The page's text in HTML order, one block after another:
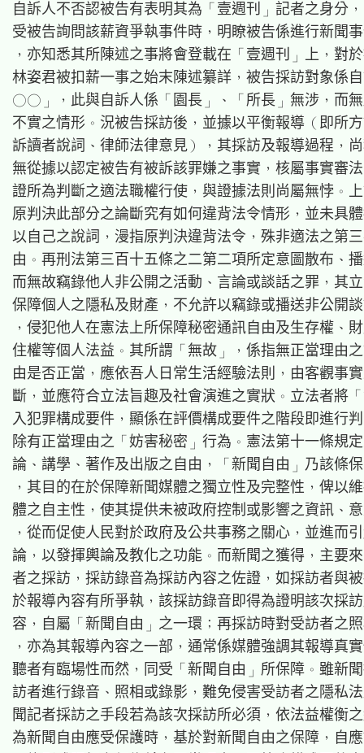
自訴人不否認被告有表明其為「壹週刊」記者之身分
受被告詢問該薪資爭執事件時，明瞭被告係進行新聞
，亦知悉其所陳述之事將會登載在「壹週刊」上，對
林姿君被扣薪一事之始末陳述纂詳，被告採訪對象係
○○」，此與自訴人係「園長」、「所長」無涉，而
不實之情形。況被告採訪後，並據以平衡報導（即所
訴讀者說詞、律師法律意見），其採訪及報導過程，
無從據以認定被告有被訴該罪嫌之事實，核屬事實審
證所為判斷之適法職權行使，與證據法則尚屬無悖。
原判決此部分之論斷究有如何違背法令情形，並未具
以自己之說詞，漫指原判決違背法令，殊非適法之第
由。再刑法第三百十五條之二第二項所定意圖散布、
而無故竊錄他人非公開之活動、言論或談話之罪，其
保障個人之隱私及財產，不允許以竊錄或播送非公開
，侵犯他人在憲法上所保障秘密通訊自由及生存權、
住權等個人法益。其所謂「無故」，係指無正當理由
由是否正當，應依吾人日常生活經驗法則，由客觀事
斷，並應符合立法旨趣及社會演進之實狀。立法者將
入犯罪構成要件，顯係在評價構成要件之階段即進行
除有正當理由之「妨害秘密」行為。憲法第十一條規
論、講學、著作及出版之自由，「新聞自由」乃該條
，其目的在於保障新聞媒體之獨立性及完整性，俾以
體之自主性，使其提供未被政府控制或影響之資訊、
，從而促使人民對於政府及公共事務之關心，並進而
論，以發揮輿論及教化之功能。而新聞之獲得，主要
者之採訪，採訪錄音為採訪內容之佐證，如採訪者與
於報導內容有所爭執，該採訪錄音即得為證明該次採
容，自屬「新聞自由」之一環；再採訪時對受訪者之
，亦為其報導內容之一部，通常係媒體強調其報導真
聽者有臨場性而然，同受「新聞自由」所保障。雖新
訪者進行錄音、照相或錄影，難免侵害受訪者之隱私
聞記者採訪之手段若為該次採訪所必須，依法益權衡
為新聞自由應受保護時，基於對新聞自由之保障，自